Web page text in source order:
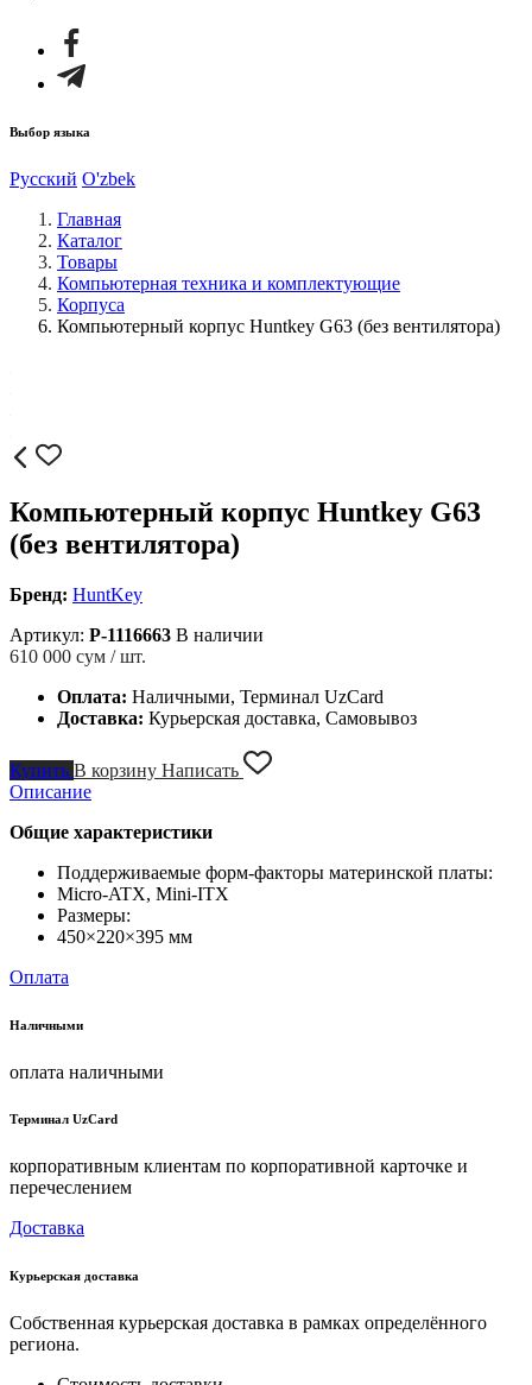
Выбор языка
Русский O'zbek
Главная
Каталог
Товары
Компьютерная техника и комплектующие
Корпуса
Компьютерный корпус Huntkey G63 (без вентилятора)
Компьютерный корпус Huntkey G63
(без вентилятора)
Бренд: HuntKey
Артикул: P-1116663 В наличии
610 000 сум / шт.
Оплата: Наличными, Терминал UzCard
Доставка: Курьерская доставка, Самовывоз
Купить В корзину Написать
Описание
Общие характеристики
Поддерживаемые форм-факторы материнской платы:
Micro-ATX, Mini-ITX
Размеры:
450×220×395 мм
Оплата
Наличными
оплата наличными
Терминал UzCard
корпоративным клиентам по корпоративной карточке и
перечеслением
Доставка
Курьерская доставка
Собственная курьерская доставка в рамках определённого
региона.